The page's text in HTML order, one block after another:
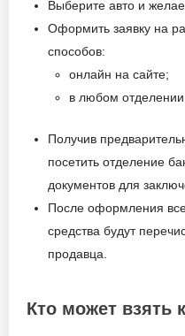
Выберите авто и
Оформить заявку на
способов:
онлайн на сайте;
в любом отделении
Получив
посетить отделение
документов для
После оформления
средства будут
продавца.
Кто может взять